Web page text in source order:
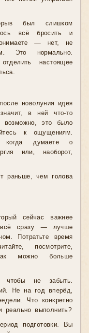
был слишком
всё бросить и
— нет, не
Это нормально.
настоящее
новолуния идея
в ней что-то
это было
к ощущениям.
когда думаете о
или, наоборот,
раньше, чем голова
сейчас важнее
всё сразу — лучше
Потратьте время
посмотрите,
можно больше
чтобы не забыть.
Не на год вперёд,
Что конкретно
реально выполнить?
подготовки. Вы